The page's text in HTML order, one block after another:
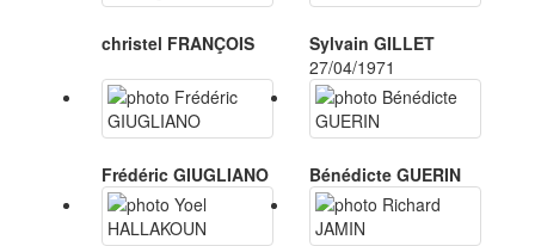
christel FRANÇOIS
Sylvain GILLET
27/04/1971
Frédéric GIUGLIANO Bénédicte GUERIN